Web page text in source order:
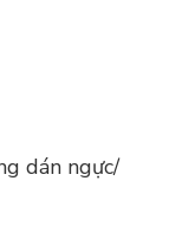
dán ngực/